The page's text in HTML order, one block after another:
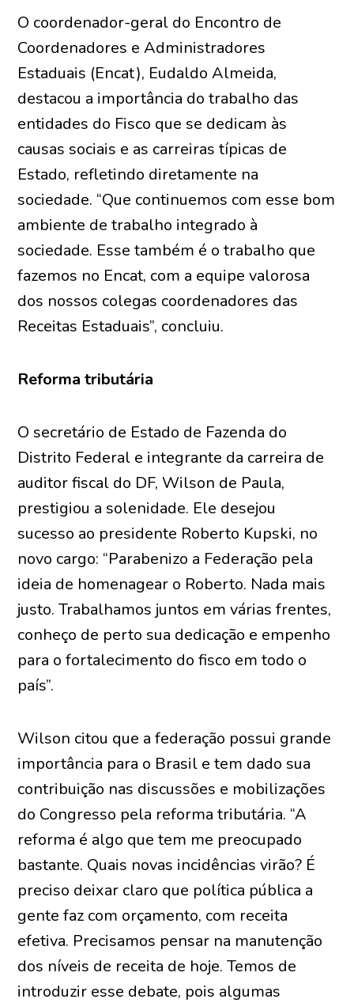
O coordenador-geral do Encontro de
Coordenadores e Administradores
Estaduais (Encat), Eudaldo Almeida,
destacou a importância do trabalho das
entidades do Fisco que se dedicam às
causas sociais e as carreiras típicas de
Estado, refletindo diretamente na
sociedade. “Que continuemos com esse bom
ambiente de trabalho integrado à
sociedade. Esse também é o trabalho que
fazemos no Encat, com a equipe valorosa
dos nossos colegas coordenadores das
Receitas Estaduais”, concluiu.
Reforma tributária
O secretário de Estado de Fazenda do
Distrito Federal e integrante da carreira de
auditor fiscal do DF, Wilson de Paula,
prestigiou a solenidade. Ele desejou
sucesso ao presidente Roberto Kupski, no
novo cargo: “Parabenizo a Federação pela
ideia de homenagear o Roberto. Nada mais
justo. Trabalhamos juntos em várias frentes,
conheço de perto sua dedicação e empenho
para o fortalecimento do fisco em todo o
país”.
Wilson citou que a federação possui grande
importância para o Brasil e tem dado sua
contribuição nas discussões e mobilizações
do Congresso pela reforma tributária. “A
reforma é algo que tem me preocupado
bastante. Quais novas incidências virão? É
preciso deixar claro que política pública a
gente faz com orçamento, com receita
efetiva. Precisamos pensar na manutenção
dos níveis de receita de hoje. Temos de
introduzir esse debate, pois algumas